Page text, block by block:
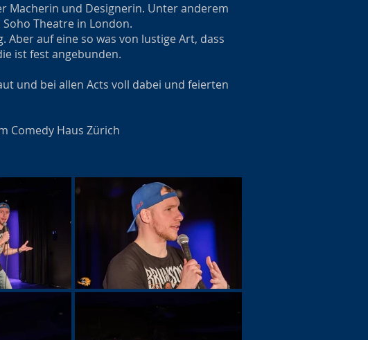
Macherin und Designerin. Unter anderem
Theatre in London.
auf eine so was von lustige Art, dass
ist fest angebunden.
und bei allen Acts voll dabei und feierten
Comedy Haus Zürich